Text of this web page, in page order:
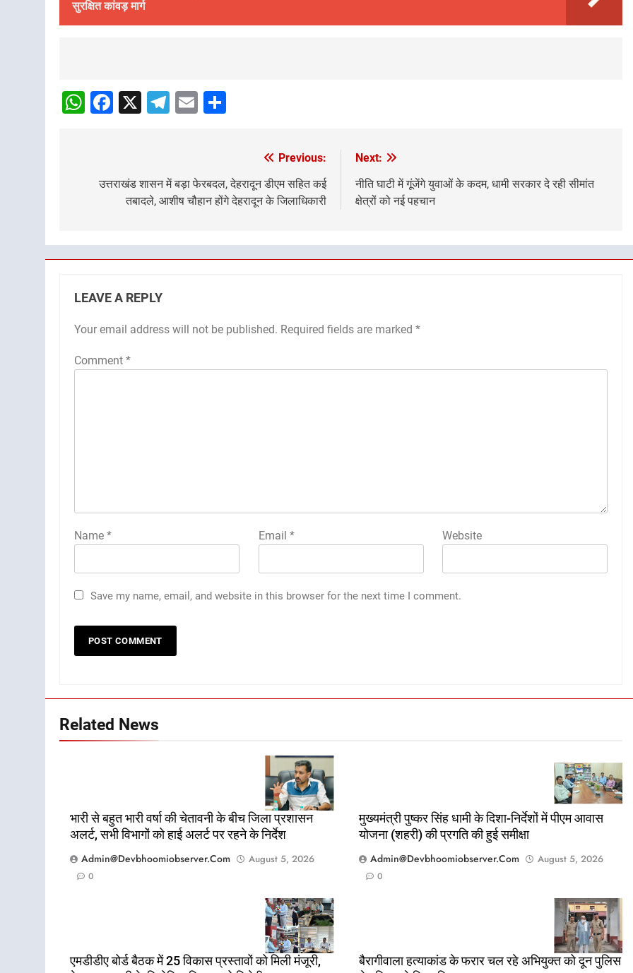
सुरक्षित कांवड़ मार्ग
navigation
WhatsApp
Facebook
X Telegram
Email
navigation
Previous:
उत्तराखंड शासन में बड़ा फेरबदल, देहरादून डीएम सहित कई
तबादले, आशीष चौहान होंगे देहरादून के जिलाधिकारी
Next:
नीति घाटी में गूंजेंगे युवाओं के कदम, धामी सरकार दे रही सीमांत
क्षेत्रों को नई पहचान
LEAVE A REPLY
Your email address will not be published. Required fields are marked *
Comment *
Name * Email * Website
Save my name, email, and website in this browser for the next time I comment.
Related News
भारी से बहुत भारी वर्षा की चेतावनी के बीच जिला प्रशासन
अलर्ट, सभी विभागों को हाई अलर्ट पर रहने के निर्देश
Admin@devbhoomiobserver.com
August 5, 2026
0
मुख्यमंत्री पुष्कर सिंह धामी के दिशा-निर्देशों में पीएम आवास
योजना (शहरी) की प्रगति की हुई समीक्षा
Admin@devbhoomiobserver.com
August 5, 2026
0
एमडीडीए बोर्ड बैठक में 25 विकास प्रस्तावों को मिली मंजूरी,
बैरागीवाला हत्याकांड के फरार चल रहे अभियुक्त को दून पुलिस